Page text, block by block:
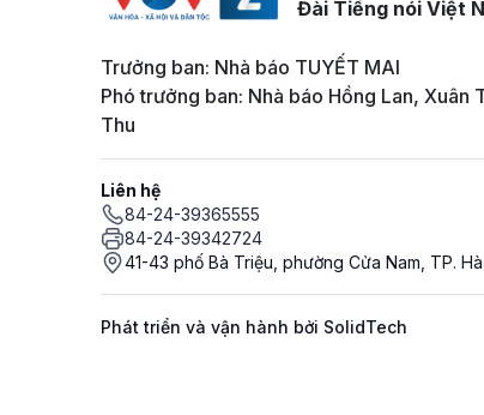
Đài Tiếng nói Việt
Trưởng ban: Nhà báo TUYẾT MAI
Phó trưởng ban: Nhà báo Hồng Lan, Xuân
Thu
Liên hệ
84-24-39365555
84-24-39342724
41-43 phố Bà Triệu, phường Cửa Nam, TP.
Phát triển và vận hành bởi SolidTech